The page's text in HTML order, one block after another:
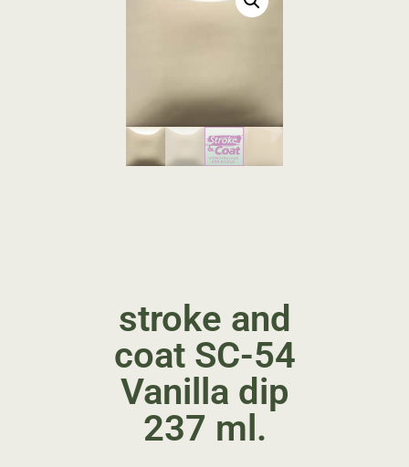
stroke and
coat SC-54
Vanilla dip
237 ml.